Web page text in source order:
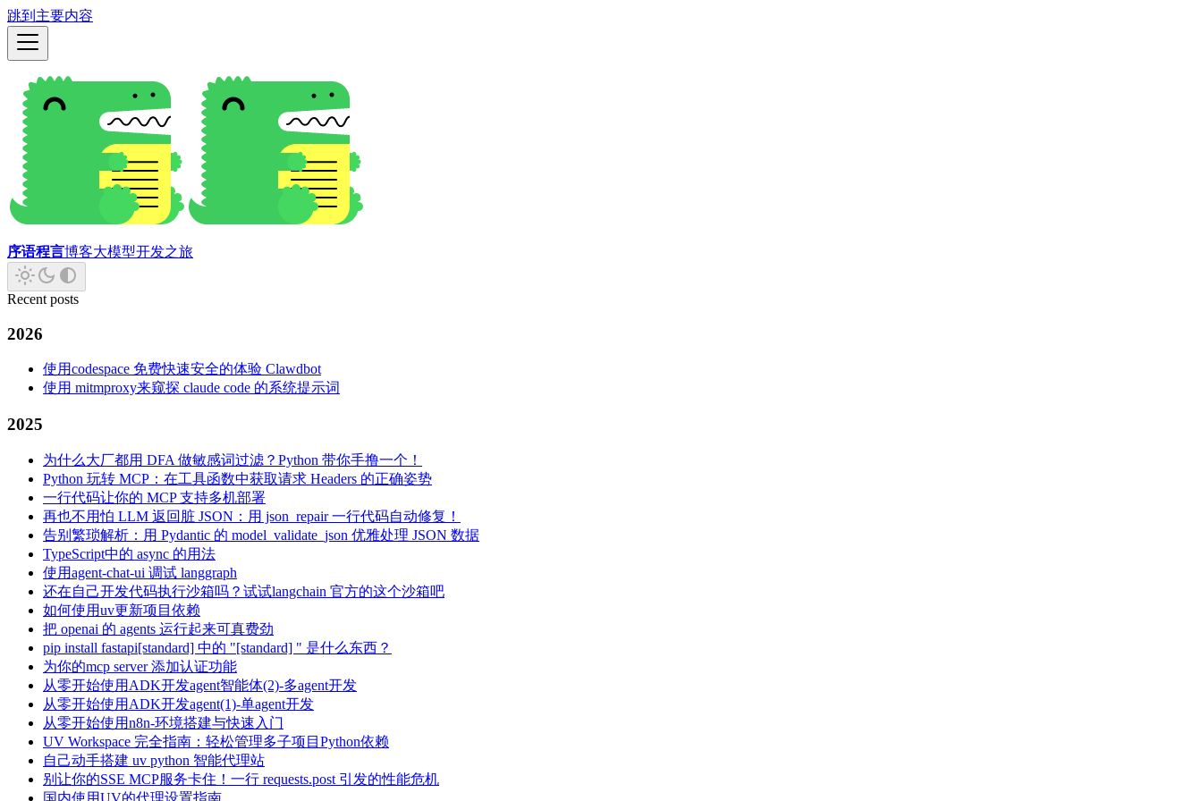
跳到主要内容
序语程言博客大模型开发之旅
Recent posts
2026
使用codespace 免费快速安全的体验 Clawdbot
使用 mitmproxy来窥探 claude code 的系统提示词
2025
为什么大厂都用 DFA 做敏感词过滤？Python 带你手撸一个！
Python 玩转 MCP：在工具函数中获取请求 Headers 的正确姿势
一行代码让你的 MCP 支持多机部署
再也不用怕 LLM 返回脏 JSON：用 json_repair 一行代码自动修复！
告别繁琐解析：用 Pydantic 的 model_validate_json 优雅处理 JSON 数据
TypeScript中的 async 的用法
使用agent-chat-ui 调试 langgraph
还在自己开发代码执行沙箱吗？试试langchain 官方的这个沙箱吧
如何使用uv更新项目依赖
把 openai 的 agents 运行起来可真费劲
pip install fastapi[standard] 中的 "[standard] " 是什么东西？
为你的mcp server 添加认证功能
从零开始使用ADK开发agent智能体(2)-多agent开发
从零开始使用ADK开发agent(1)-单agent开发
从零开始使用n8n-环境搭建与快速入门
UV Workspace 完全指南：轻松管理多子项目Python依赖
自己动手搭建 uv python 智能代理站
别让你的SSE MCP服务卡住！一行 requests.post 引发的性能危机
国内使用UV的代理设置指南